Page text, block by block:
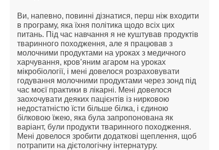
Ви, напевно, повинні дізнатися, перш ніж входити
в програму, яка їхня політика щодо всіх цих
питань. Під час навчання я не куштував продуктів
тваринного походження, але я працював з
молочними продуктами на уроках з медичного
харчування, кров’яним агаром на уроках
мікробіології, і мені довелося розраховувати
годування молочними продуктами через зонд під
час моєї практики в лікарні. Мені довелося
заохочувати деяких пацієнтів із нирковою
недостатністю їсти більше білка, і єдиною
білковою їжею, яка була запропонована як
варіант, були продукти тваринного походження.
Мені довелося зробити додаткові щеплення, щоб
потрапити на дієтологічну інтернатуру.